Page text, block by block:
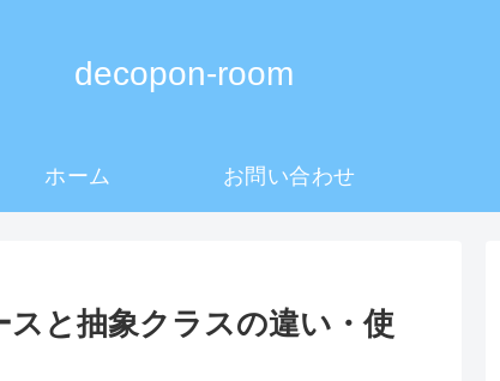
decopon-room
ホーム お問い合わせ
と抽象クラスの違い・使